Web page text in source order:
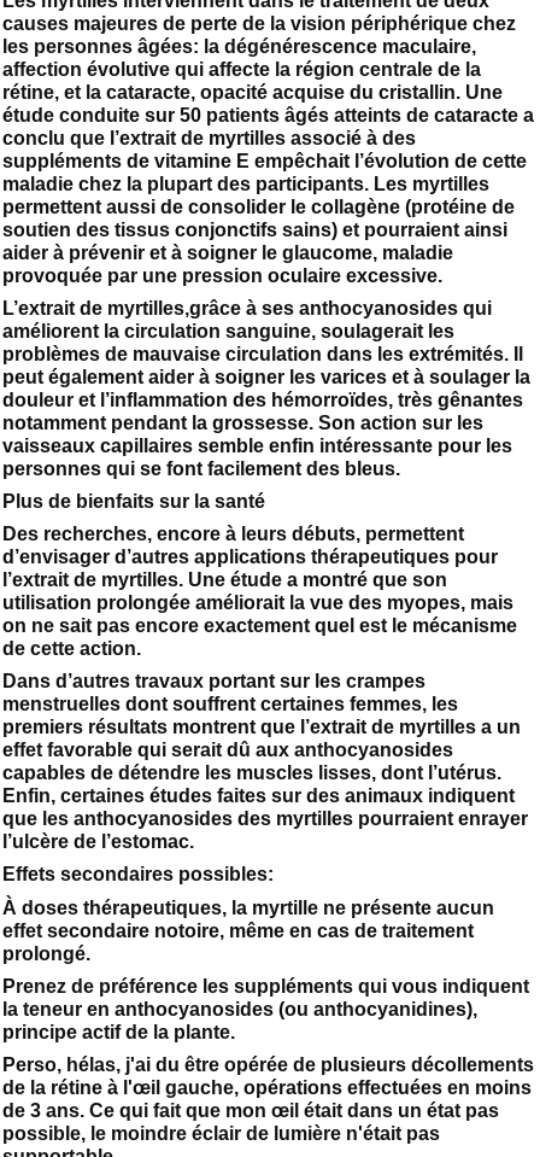
causes majeures de perte de la vision périphérique chez
les personnes âgées: la dégénérescence maculaire,
affection évolutive qui affecte la région centrale de la
rétine, et la cataracte, opacité acquise du cristallin. Une
étude conduite sur 50 patients âgés atteints de cataracte a
conclu que l’extrait de myrtilles associé à des
suppléments de vitamine E empêchait l’évolution de cette
maladie chez la plupart des participants. Les myrtilles
permettent aussi de consolider le collagène (protéine de
soutien des tissus conjonctifs sains) et pourraient ainsi
aider à prévenir et à soigner le glaucome, maladie
provoquée par une pression oculaire excessive.
L’extrait de myrtilles,grâce à ses anthocyanosides qui
améliorent la circulation sanguine, soulagerait les
problèmes de mauvaise circulation dans les extrémités. Il
peut également aider à soigner les varices et à soulager la
douleur et l’inflammation des hémorroïdes, très gênantes
notamment pendant la grossesse. Son action sur les
vaisseaux capillaires semble enfin intéressante pour les
personnes qui se font facilement des bleus.
Plus de bienfaits sur la santé
Des recherches, encore à leurs débuts, permettent
d’envisager d’autres applications thérapeutiques pour
l’extrait de myrtilles. Une étude a montré que son
utilisation prolongée améliorait la vue des myopes, mais
on ne sait pas encore exactement quel est le mécanisme
de cette action.
Dans d’autres travaux portant sur les crampes
menstruelles dont souffrent certaines femmes, les
premiers résultats montrent que l’extrait de myrtilles a un
effet favorable qui serait dû aux anthocyanosides
capables de détendre les muscles lisses, dont l’utérus.
Enfin, certaines études faites sur des animaux indiquent
que les anthocyanosides des myrtilles pourraient enrayer
l’ulcère de l’estomac.
Effets secondaires possibles:
À doses thérapeutiques, la myrtille ne présente aucun
effet secondaire notoire, même en cas de traitement
prolongé.
Prenez de préférence les suppléments qui vous indiquent
la teneur en anthocyanosides (ou anthocyanidines),
principe actif de la plante.
Perso, hélas, j'ai du être opérée de plusieurs décollements
de la rétine à l'œil gauche, opérations effectuées en moins
de 3 ans. Ce qui fait que mon œil était dans un état pas
possible, le moindre éclair de lumière n'était pas